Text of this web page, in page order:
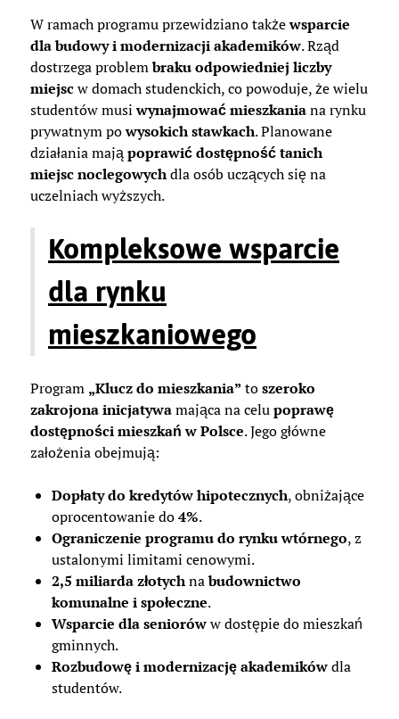
W ramach programu przewidziano takżewsparcie
dla budowy i modernizacji akademików. Rząd
dostrzega problembraku odpowiedniej liczby
miejscw domach studenckich, co powoduje, że wielu
studentów musiwynajmować mieszkaniana rynku
prywatnym powysokich stawkach. Planowane
działania mająpoprawić dostępność tanich
miejsc noclegowychdla osób uczących się na
uczelniach wyższych.
Kompleksowe wsparcie
dla rynku
mieszkaniowego
Program „Klucz do mieszkania” toszeroko
zakrojona inicjatywamająca na celupoprawę
dostępności mieszkań w Polsce. Jego główne
założenia obejmują:
Dopłaty do kredytów hipotecznych, obniżające
oprocentowanie do4%.
Ograniczenie programu do rynku wtórnego, z
ustalonymi limitami cenowymi.
2,5 miliarda złotychnabudownictwo
komunalne i społeczne.
Wsparcie dla senioróww dostępie do mieszkań
gminnych.
Rozbudowę i modernizację akademikówdla
studentów.